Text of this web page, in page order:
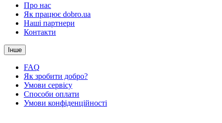
Про нас
Як працює dobro.ua
Наші партнери
Контакти
Інше
FAQ
Як зробити добро?
Умови сервісу
Способи оплати
Умови конфіденційності